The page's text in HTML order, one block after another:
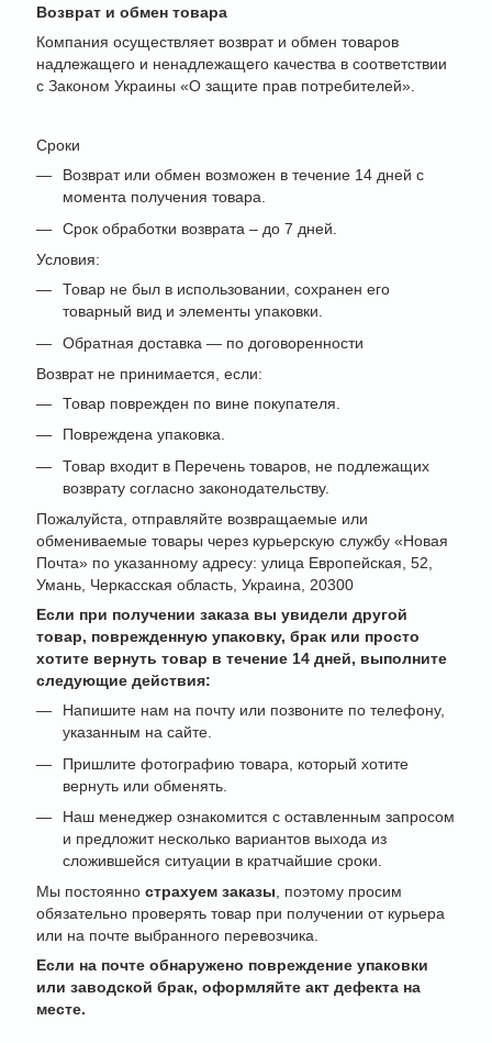
Возврат и обмен товара
Компания осуществляет возврат и обмен товаров
надлежащего и ненадлежащего качества в соответствии
с Законом Украины «О защите прав потребителей».
Сроки
Возврат или обмен возможен в течение 14 дней с
момента получения товара.
Срок обработки возврата – до 7 дней.
Условия:
Товар не был в использовании, сохранен его
товарный вид и элементы упаковки.
Обратная доставка — по договоренности
Возврат не принимается, если:
Товар поврежден по вине покупателя.
Повреждена упаковка.
Товар входит в Перечень товаров, не подлежащих
возврату согласно законодательству.
Пожалуйста, отправляйте возвращаемые или
обмениваемые товары через курьерскую службу «Новая
Почта» по указанному адресу: улица Европейская, 52,
Умань, Черкасская область, Украина, 20300
Если при получении заказа вы увидели другой
товар, поврежденную упаковку, брак или просто
хотите вернуть товар в течение 14 дней, выполните
следующие действия:
Напишите нам на почту или позвоните по телефону,
указанным на сайте.
Пришлите фотографию товара, который хотите
вернуть или обменять.
Наш менеджер ознакомится с оставленным запросом
и предложит несколько вариантов выхода из
сложившейся ситуации в кратчайшие сроки.
Мы постоянно страхуем заказы, поэтому просим
обязательно проверять товар при получении от курьера
или на почте выбранного перевозчика.
Если на почте обнаружено повреждение упаковки
или заводской брак, оформляйте акт дефекта на
месте.